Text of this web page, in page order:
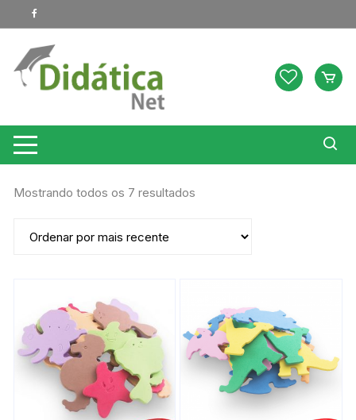
para
conteúdo
Mostrando todos os 7 resultados